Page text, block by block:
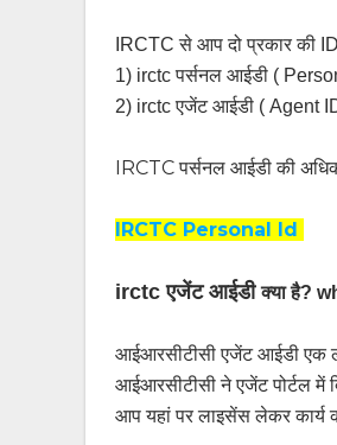
IRCTC से आप दो प्रकार की
1) irctc पर्सनल आईडी (
2) irctc एजेंट आईडी ( Agent
IRCTC पर्सनल आईडी की
IRCTC Personal Id
irctc एजेंट आईडीक्या है?
आईआरसीटीसी एजेंट आईडी एक
आईआरसीटीसी ने एजेंट पोर्टल
आप यहां पर लाइसेंस लेकर कार्य